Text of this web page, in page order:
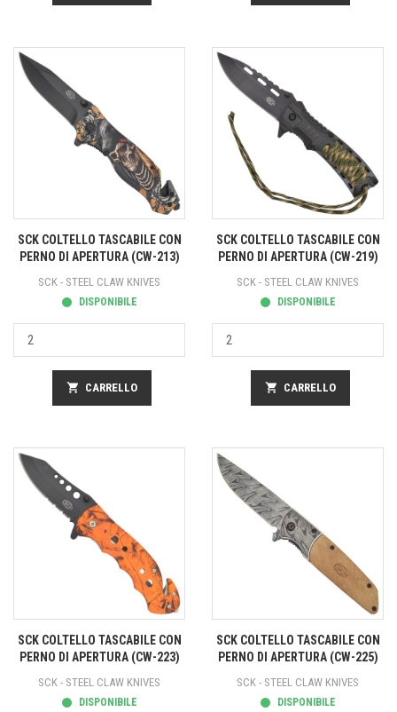
SCK COLTELLO TASCABILE CON
PERNO DI APERTURA (CW-213)
SCK - STEEL CLAW KNIVES
DISPONIBILE
shopping_cart CARRELLO
SCK COLTELLO TASCABILE CON
PERNO DI APERTURA (CW-219)
SCK - STEEL CLAW KNIVES
DISPONIBILE
shopping_cart CARRELLO
SCK COLTELLO TASCABILE CON
PERNO DI APERTURA (CW-223)
SCK - STEEL CLAW KNIVES
DISPONIBILE
SCK COLTELLO TASCABILE CON
PERNO DI APERTURA (CW-225)
SCK - STEEL CLAW KNIVES
DISPONIBILE